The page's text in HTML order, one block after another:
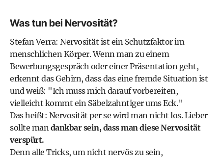
Was tun bei Nervosität?
Stefan Verra: Nervosität ist ein Schutzfaktor im
menschlichen Körper. Wenn man zu einem
Bewerbungsgespräch oder einer Präsentation geht,
erkennt das Gehirn, dass das eine fremde Situation ist
und weiß: "Ich muss mich darauf vorbereiten,
vielleicht kommt ein Säbelzahntiger ums Eck."
Das heißt: Nervosität per se wird man nicht los. Lieber
sollte mandankbar sein, dass man diese Nervosität
verspürt.
Denn alle Tricks, um nicht nervös zu sein,